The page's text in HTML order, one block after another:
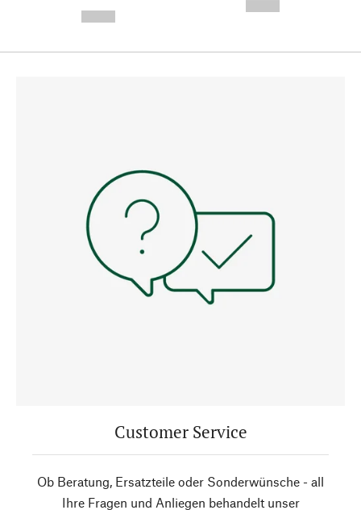
Customer Service
Ob Beratung, Ersatzteile oder Sonderwünsche - all
Ihre Fragen und Anliegen behandelt unser